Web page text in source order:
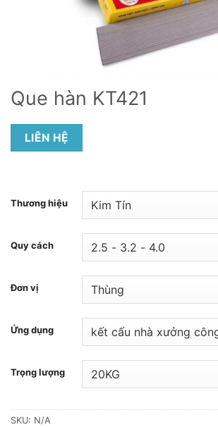
Que hàn KT421
LIÊN HỆ
Thương hiệu
Quy cách
Đơn vị
Ứng dụng
Trọng lượng
SKU: N/A